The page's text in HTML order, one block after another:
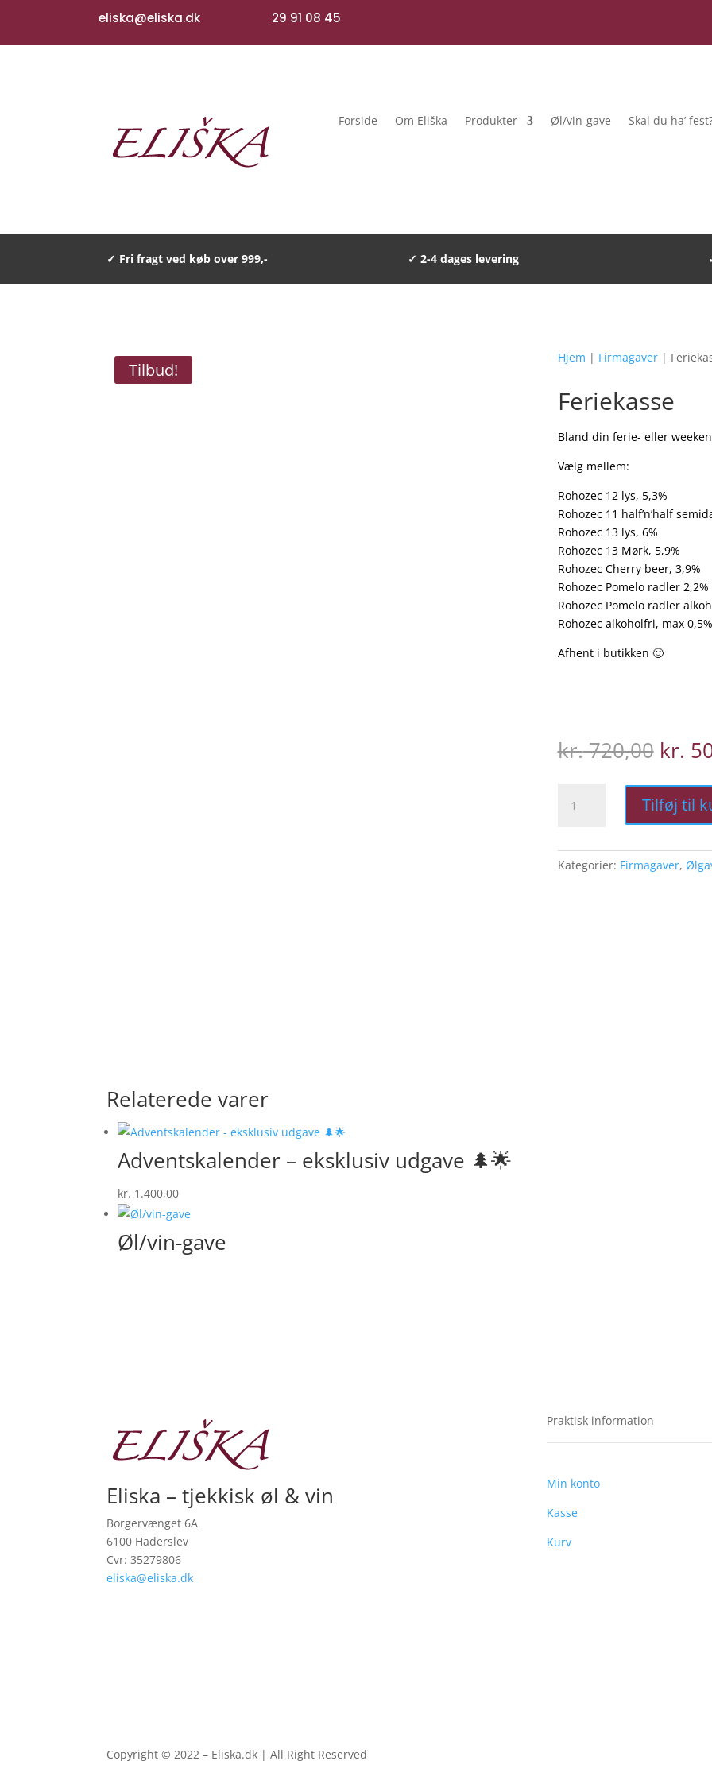
eliska@eliska.dk 29 91 08 45
Forside Om Eliška Produkter Øl/vin-gave Skal du ha’
✓ Fri fragt ved køb over 999,- ✓ 2-4 dages levering
Tilbud!
Hjem | Firmagaver|
Feriekasse
Bland din ferie- eller
Vælg mellem:
Rohozec 12 lys, 5,3%
Rohozec 11 half’n’half
Rohozec 13 lys, 6%
Rohozec 13 Mørk, 5,9%
Rohozec Cherry beer, 3,9%
Rohozec Pomelo radler 2,2%
Rohozec Pomelo radler
Rohozec alkoholfri, max 0,5%
Afhent i butikken 🙂
kr.720,00 Den
pris
var:
kr.
kr.
antal
Tilføj til
Kategorier: Firmagaver,
Relaterede varer
Adventskalender – eksklusiv udgave 🌲🌟
kr. 1.400,00
Øl/vin-gave
Eliska – tjekkisk øl & vin
Borgervænget 6A
6100 Haderslev
Cvr: 35279806
eliska@eliska.dk
Praktisk information
Min konto
Kasse
Kurv
Copyright © 2022 – Eliska.dk | All Right Reserved